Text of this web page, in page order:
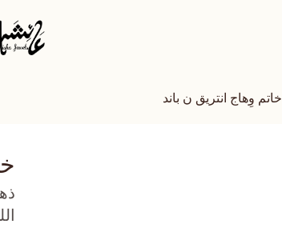
خاتم وِهاج انتريق ن باند